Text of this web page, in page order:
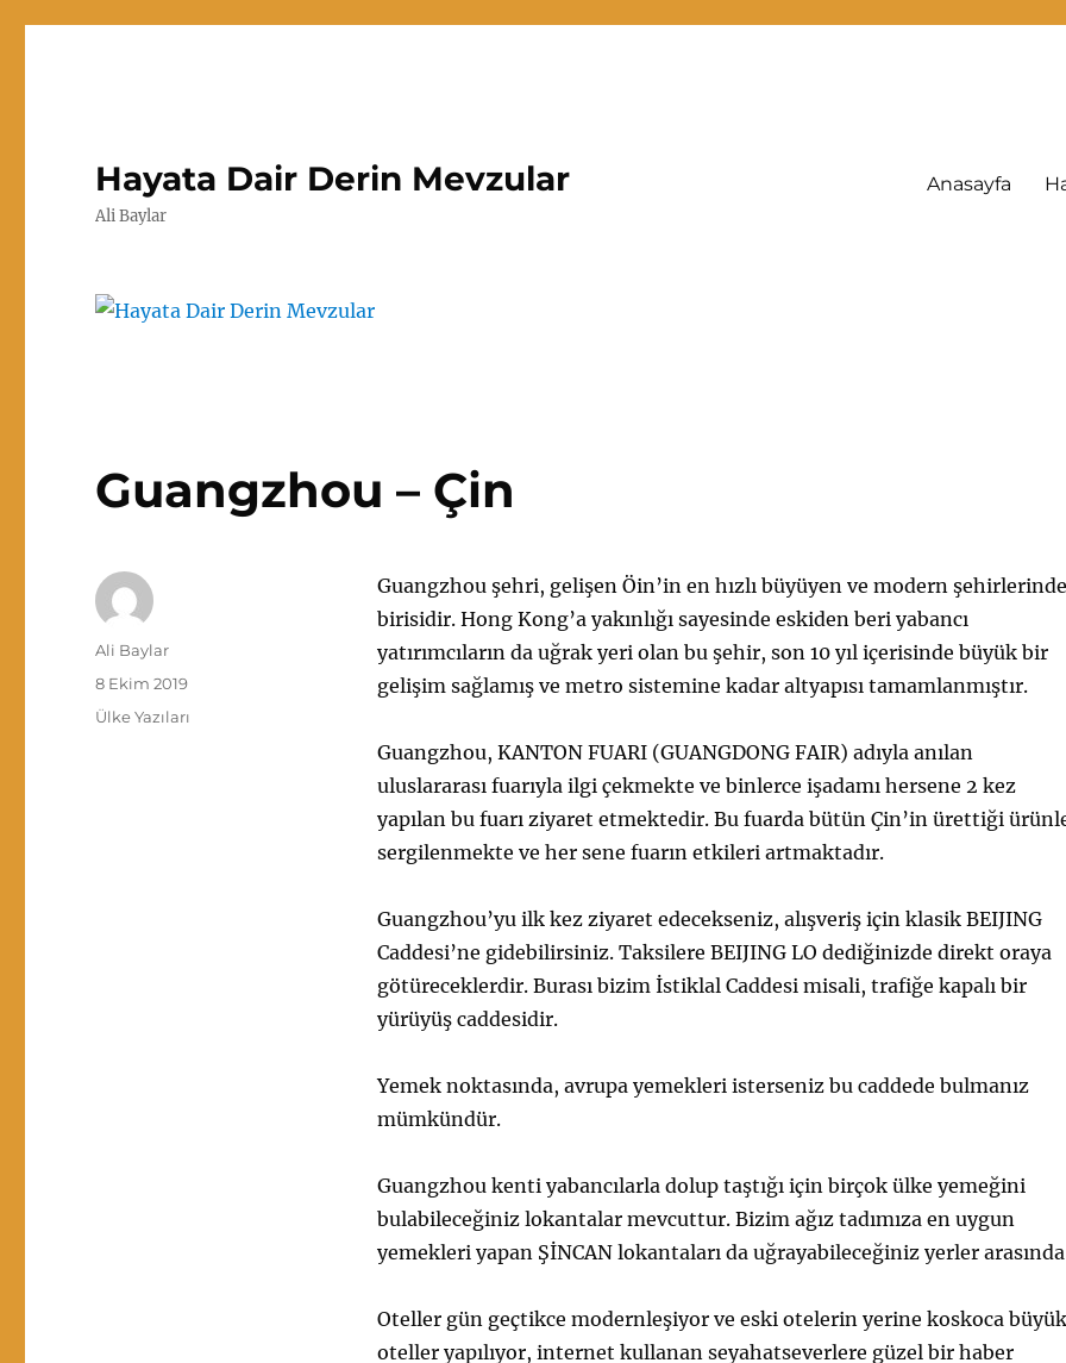
Hayata Dair Derin Mevzular
Ali Baylar
Anasayfa
Guangzhou – Çin
Guangzhou şehri, gelişen Öin’in en hızlı büyüyen ve modern
birisidir. Hong Kong’a yakınlığı sayesinde eskiden beri yabancı
yatırımcıların da uğrak yeri olan bu şehir, son 10 yıl içerisinde büyük bir
gelişim sağlamış ve metro sistemine kadar altyapısı tamamlanmıştır.
Guangzhou, KANTON FUARI (GUANGDONG FAIR) adıyla anılan
uluslararası fuarıyla ilgi çekmekte ve binlerce işadamı hersene 2 kez
yapılan bu fuarı ziyaret etmektedir. Bu fuarda bütün Çin’in ürettiği
sergilenmekte ve her sene fuarın etkileri artmaktadır.
Guangzhou’yu ilk kez ziyaret edecekseniz, alışveriş için klasik BEIJING
Caddesi’ne gidebilirsiniz. Taksilere BEIJING LO dediğinizde direkt oraya
götüreceklerdir. Burası bizim İstiklal Caddesi misali, trafiğe kapalı bir
yürüyüş caddesidir.
Yemek noktasında, avrupa yemekleri isterseniz bu caddede bulmanız
mümkündür.
Guangzhou kenti yabancılarla dolup taştığı için birçok ülke yemeğini
bulabileceğiniz lokantalar mevcuttur. Bizim ağız tadımıza en uygun
yemekleri yapan ŞİNCAN lokantaları da uğrayabileceğiniz yerler
Oteller gün geçtikce modernleşiyor ve eski otelerin yerine koskoca büyük
oteller yapılıyor, internet kullanan seyahatseverlere güzel bir haber
Yazar
Ali Baylar
Yayın
tarihi
8 Ekim 2019
Kategoriler
Ülke Yazıları